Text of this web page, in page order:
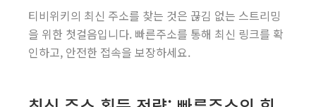
티비위키의 최신 주소를 찾는 것은 끊김 없는 스트리밍
을 위한 첫걸음입니다. 빠른주소를 통해 최신 링크를 확
인하고, 안전한 접속을 보장하세요.